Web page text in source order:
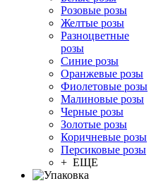
Розовые розы
Желтые розы
Разноцветные
розы
Синие розы
Оранжевые розы
Фиолетовые розы
Малиновые розы
Черные розы
Золотые розы
Коричневые розы
Персиковые розы
+ ЕЩЕ